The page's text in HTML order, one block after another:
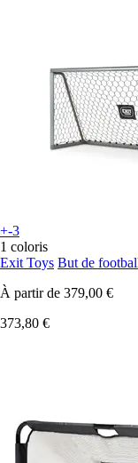
+-3
1 coloris
Exit Toys But de
À partir de 379,00 €
373,80 €